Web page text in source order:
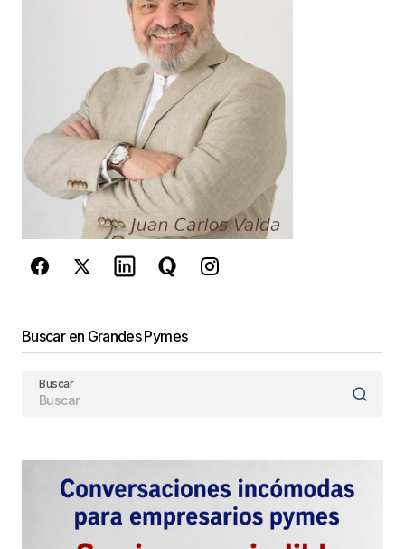
*
Guarda mi nombre, correo electrónico y web en
este navegador para la próxima vez que
comente.
Este sitio esta protegido por
reCAPTCHA y laPolítica de
privacidady losTérminos del servicio
de Google se aplican.
Buscar en Grandes Pymes
Buscar